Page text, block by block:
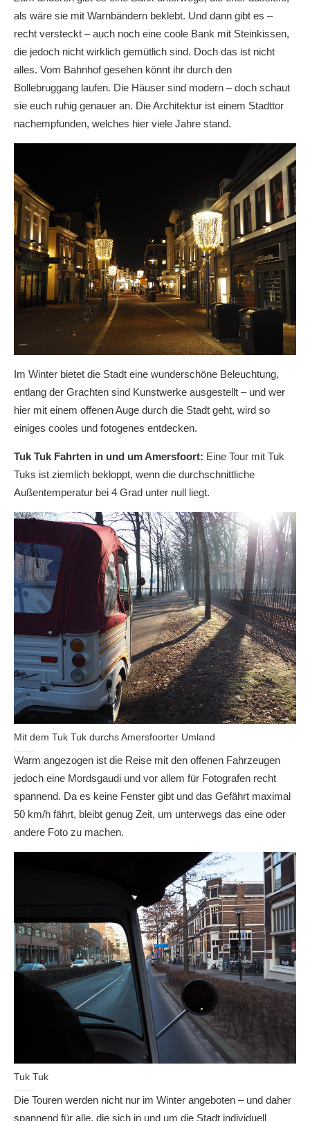
als wäre sie mit Warnbändern beklebt. Und dann gibt es –
recht versteckt – auch noch eine coole Bank mit Steinkissen,
die jedoch nicht wirklich gemütlich sind. Doch das ist nicht
alles. Vom Bahnhof gesehen könnt ihr durch den
Bollebruggang laufen. Die Häuser sind modern – doch schaut
sie euch ruhig genauer an. Die Architektur ist einem Stadttor
nachempfunden, welches hier viele Jahre stand.
Im Winter bietet die Stadt eine wunderschöne Beleuchtung,
entlang der Grachten sind Kunstwerke ausgestellt – und wer
hier mit einem offenen Auge durch die Stadt geht, wird so
einiges cooles und fotogenes entdecken.
Tuk Tuk Fahrten in und um Amersfoort: Eine Tour mit Tuk
Tuks ist ziemlich bekloppt, wenn die durchschnittliche
Außentemperatur bei 4 Grad unter null liegt.
Mit dem Tuk Tuk durchs Amersfoorter Umland
Warm angezogen ist die Reise mit den offenen Fahrzeugen
jedoch eine Mordsgaudi und vor allem für Fotografen recht
spannend. Da es keine Fenster gibt und das Gefährt maximal
50 km/h fährt, bleibt genug Zeit, um unterwegs das eine oder
andere Foto zu machen.
Tuk Tuk
Die Touren werden nicht nur im Winter angeboten – und daher
spannend für alle, die sich in und um die Stadt individuell